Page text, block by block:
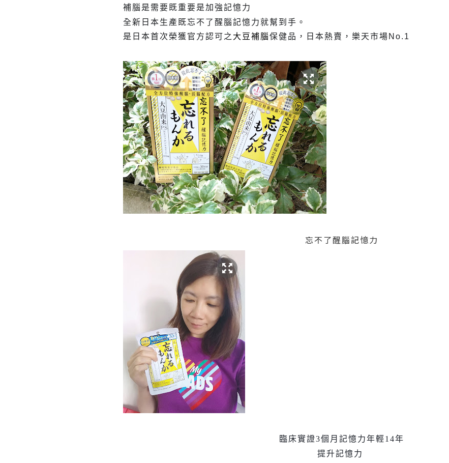
補腦 是需要既重要是加強記憶力
全新日本生產既忘不了醒腦記憶力就幫到手。
是日本首次榮獲官方認可之 大豆補腦保健品，日本熱賣，樂天市場No.1
忘不了醒腦記憶力
臨床實證3個月記憶力年輕14年
提升記憶力